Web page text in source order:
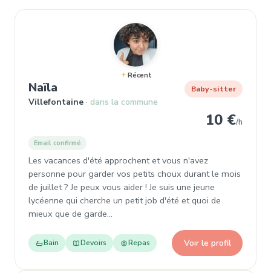
Récent
Naïla , Baby-sitter à Villefontaine
Villefontaine dans la commune
Baby-sitter
10 €/h
Email confirmé
Les vacances d'été approchent et vous n'avez
personne pour garder vos petits choux durant le mois
de juillet ? Je peux vous aider ! Je suis une jeune
lycéenne qui cherche un petit job d'été et quoi de
mieux que de garde…
Bain Devoirs Repas Voir le profil